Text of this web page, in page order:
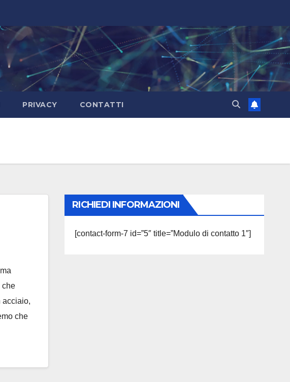
PRIVACY CONTATTI
che
acciaio,
che
RICHIEDI INFORMAZIONI
[contact-form-7 id=”5″ title=”Modulo di contatto 1″]